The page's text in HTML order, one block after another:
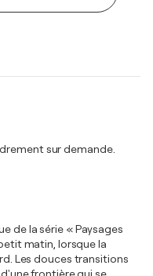
sur demande.
de la série « Paysages
matin, lorsque la
Les douces transitions